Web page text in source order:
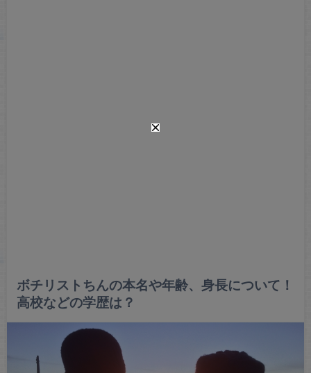
ボチリストちんの本名や年齢、身長について！
高校などの学歴は？